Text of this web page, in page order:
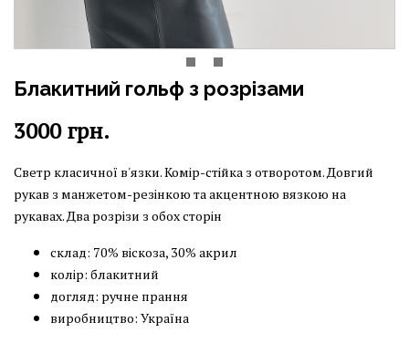
Блакитний гольф з розрізами
3000грн.
Светр класичної в'язки. Комір-стійка з отворотом. Довгий
рукав з манжетом-резінкою та акцентною вязкою на
рукавах. Два розрізи з обох сторін
склад: 70% віскоза, 30% акрил
колір: блакитний
догляд: ручне прання
виробництво: Україна